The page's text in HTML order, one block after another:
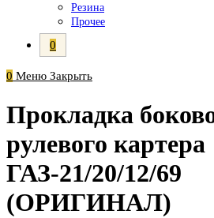
Резина
Прочее
0
0 Меню Закрыть
Прокладка
рулевого картера
ГАЗ-21/20/12/69
(ОРИГИНАЛ)